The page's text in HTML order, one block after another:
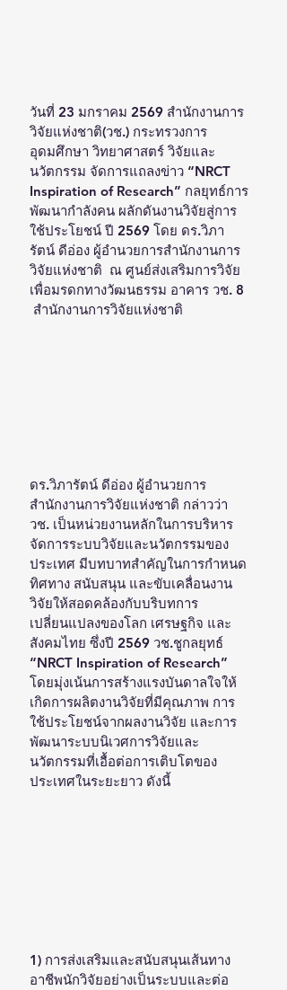
วันที่ 23 มกราคม 2569 สำนักงานการ
วิจัยแห่งชาติ(วช.) กระทรวงการ
อุดมศึกษา วิทยาศาสตร์ วิจัยและ
นวัตกรรม จัดการแถลงข่าว “NRCT
Inspiration of Research” กลยุทธ์การ
พัฒนากำลังคน ผลักดันงานวิจัยสู่การ
ใช้ประโยชน์ ปี 2569 โดย ดร.วิภา
รัตน์ ดีอ่อง ผู้อำนวยการสำนักงานการ
วิจัยแห่งชาติ  ณ ศูนย์ส่งเสริมการวิจัย
เพื่อมรดกทางวัฒนธรรม อาคาร วช. 8
สำนักงานการวิจัยแห่งชาติ
ดร.วิภารัตน์ ดีอ่อง ผู้อำนวยการ
สำนักงานการวิจัยแห่งชาติ กล่าวว่า
วช. เป็นหน่วยงานหลักในการบริหาร
จัดการระบบวิจัยและนวัตกรรมของ
ประเทศ มีบทบาทสำคัญในการกำหนด
ทิศทาง สนับสนุน และขับเคลื่อนงาน
วิจัยให้สอดคล้องกับบริบทการ
เปลี่ยนแปลงของโลก เศรษฐกิจ และ
สังคมไทย ซึ่งปี 2569 วช.ชูกลยุทธ์
“NRCT Inspiration of Research”
โดยมุ่งเน้นการสร้างแรงบันดาลใจให้
เกิดการผลิตงานวิจัยที่มีคุณภาพ การ
ใช้ประโยชน์จากผลงานวิจัย และการ
พัฒนาระบบนิเวศการวิจัยและ
นวัตกรรมที่เอื้อต่อการเติบโตของ
ประเทศในระยะยาว ดังนี้
1) การส่งเสริมและสนับสนุนเส้นทาง
อาชีพนักวิจัยอย่างเป็นระบบและต่อ